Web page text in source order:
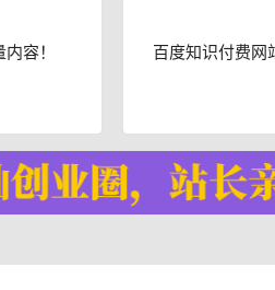
容！
百度知识付费网